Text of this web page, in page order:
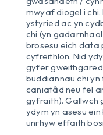
mwyaf diogel i chi.
ystyried ac yn
chi (yn
brosesu eich data
cyfreithlon. Nid
gyfer
buddiannau chi
caniatâd neu fel
gyfraith). Gallwch
ydym yn asesu
unrhyw effaith